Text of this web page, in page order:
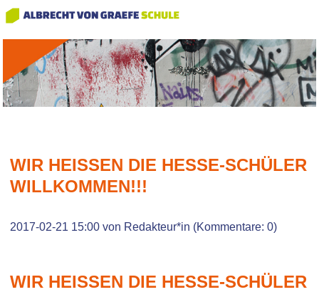
WIR HEISSEN DIE HESSE-SCHÜLER W
ILLKOMMEN!!!
2017-02-21 15:00 von Redakteur*in (Kommentare: 0)
WIR HEISSEN DIE HESSE-SCHÜLER W